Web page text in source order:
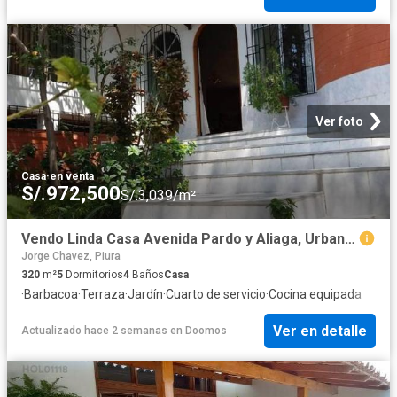
Ver foto
Casa·en venta
S/.972,500S/.3,039/m²
Vendo Linda Casa Avenida Pardo y Aliaga, Urbanización Miraflores, Piura
Jorge Chavez, Piura
320 m²5 Dormitorios4 BañosCasa
·Barbacoa·Terraza·Jardín·Cuarto de servicio·Cocina equipada
Actualizado hace 2 semanas en Doomos Ver en detalle